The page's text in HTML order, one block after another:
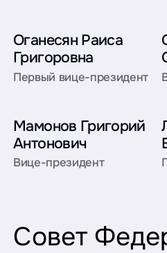
Оганесян Раиса
Григоровна
Первый вице-президент
Мамонов Григорий
Антонович
Вице-президент
Совет